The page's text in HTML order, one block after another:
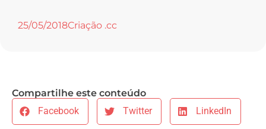
25/05/2018Criação .cc
Compartilhe este conteúdo
Facebook
Twitter LinkedIn